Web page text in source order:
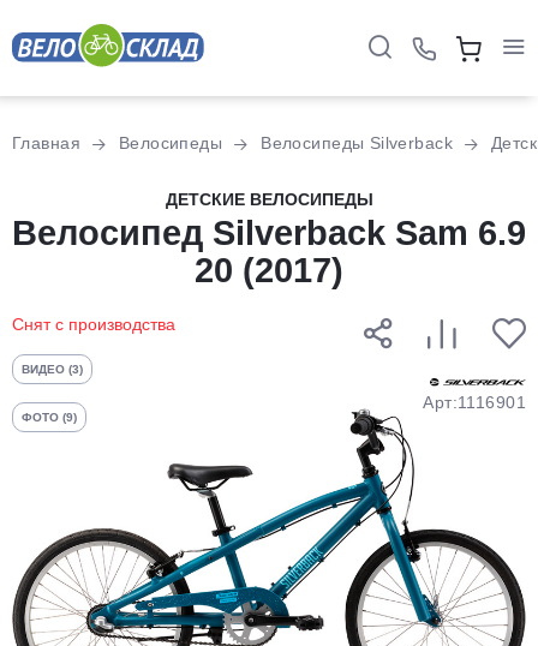
Главная Велосипеды Велосипеды Silverback
ДЕТСКИЕ ВЕЛОСИПЕДЫ
Велосипед Silverback Sam 6.9
20 (2017)
Снят с производства
ВИДЕО (3)
ФОТО (9)
Арт:1116901
Разбейте
оплатуна части
без переплат
График платежей
Добавляйте товары
в корзину